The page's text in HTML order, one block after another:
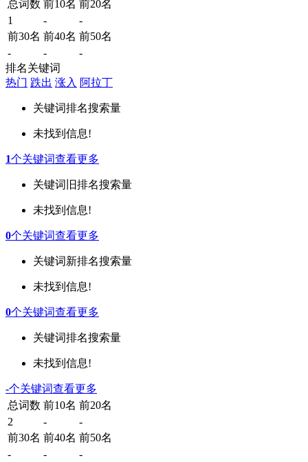
总词数 前10名 前20名
1
-
-
前30名 前40名 前50名
-
-
-
排名关键词
热门 跌出 涨入 阿拉丁
关键词排名搜索量
未找到信息!
1个关键词查看更多
关键词 旧排名搜索量
未找到信息!
0个关键词查看更多
关键词新排名搜索量
未找到信息!
0个关键词查看更多
关键词排名搜索量
未找到信息!
-个关键词查看更多
总词数 前10名 前20名
2
-
-
前30名 前40名 前50名
-
-
-